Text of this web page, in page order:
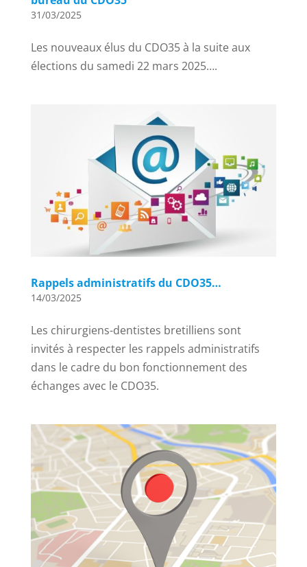
31/03/2025
Les nouveaux élus du CDO35 à la suite aux
élections du samedi 22 mars 2025….
Rappels administratifs du CDO35…
14/03/2025
Les chirurgiens-dentistes bretilliens sont
invités à respecter les rappels administratifs
dans le cadre du bon fonctionnement des
échanges avec le CDO35.